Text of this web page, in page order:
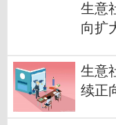
生意
向扩
生意
续正